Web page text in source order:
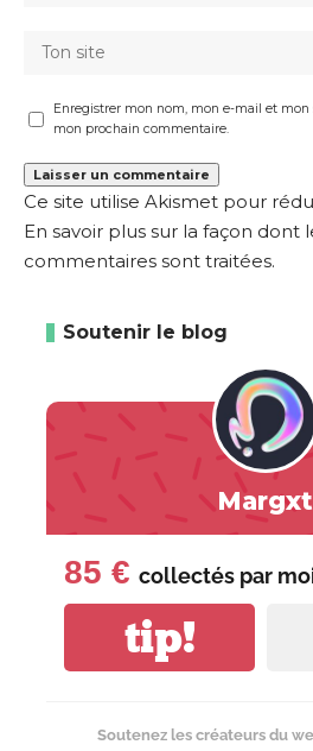
Enregistrer mon nom, mon e-mail et
mon prochain commentaire.
Ce site utilise Akismet pour
En savoir plus sur la façon dont
commentaires sont traitées.
Soutenir le blog
Margxt
85 € collectés par
tip!
Soutenez les créateurs du